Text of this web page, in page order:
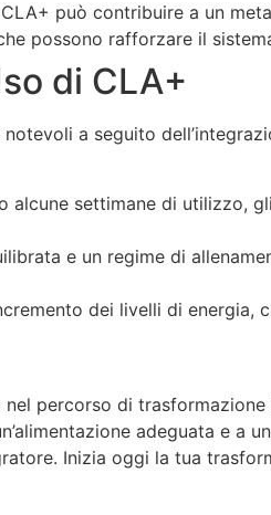
può contribuire a un
possono rafforzare il
di CLA+
a seguito
alcune settimane di utilizzo,
e un regime di
dei livelli di energia,
percorso di
adeguata e a
Inizia oggi la tua